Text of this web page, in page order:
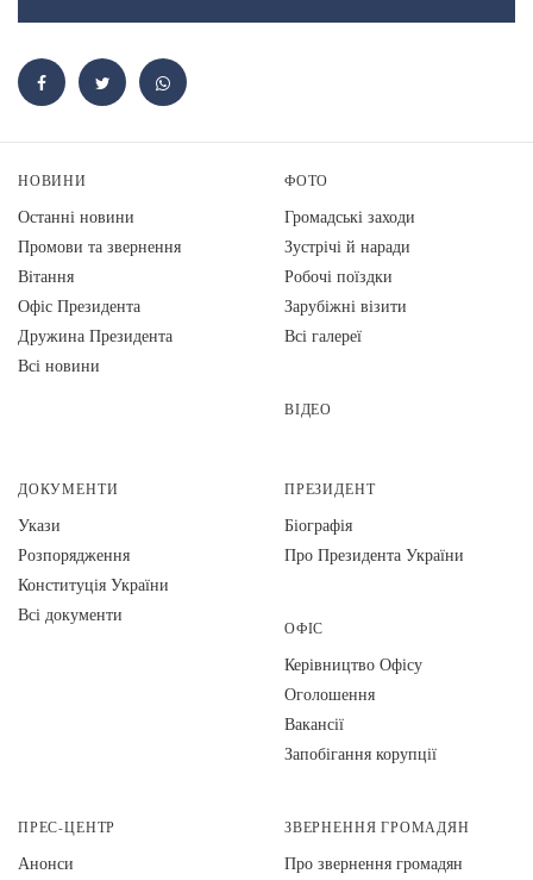
НОВИНИ
Останні новини
Промови та звернення
Вiтання
Офіс Президента
Дружина Президента
Всі новини
ФОТО
Громадські заходи
Зустрічі й наради
Робочі поїздки
Зарубіжні візити
Всі галереї
ВІДЕО
ДОКУМЕНТИ
Укази
Розпорядження
Конституція України
Всі документи
ПРЕЗИДЕНТ
Біографія
Про Президента України
ОФІС
Керівництво Офісу
Оголошення
Вакансії
Запобігання корупції
ПРЕС-ЦЕНТР
Анонси
ЗВЕРНЕННЯ ГРОМАДЯН
Про звернення громадян